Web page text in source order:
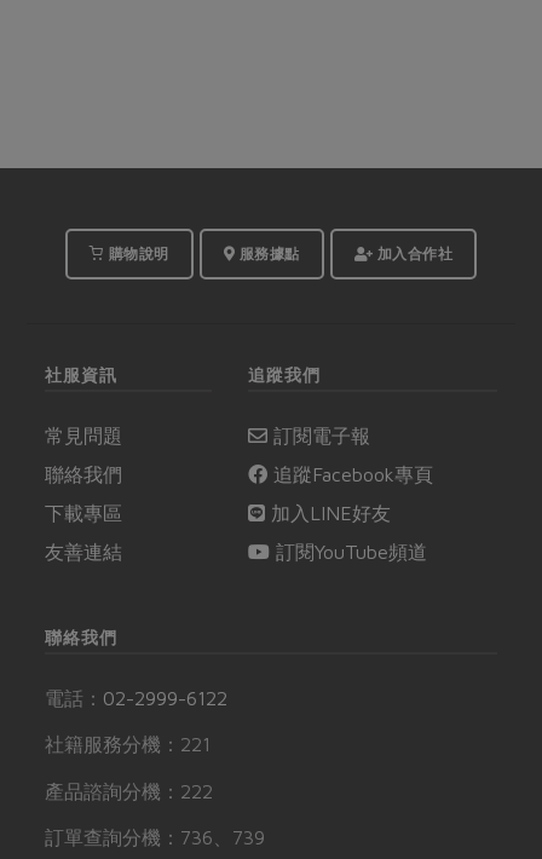
購物說明 服務據點 加入合作社
社服資訊
常見問題
聯絡我們
下載專區
友善連結
追蹤我們
訂閱電子報
追蹤Facebook專頁
加入LINE好友
訂閱YouTube頻道
聯絡我們
電話： 02-2999-6122
社籍服務分機：221
產品諮詢分機：222
訂單查詢分機：736、739